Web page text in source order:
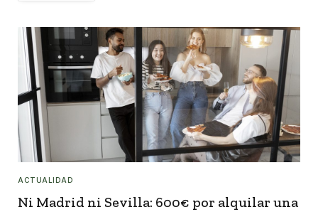
ACTUALIDAD
Ni Madrid ni Sevilla: 600€ por alquilar una